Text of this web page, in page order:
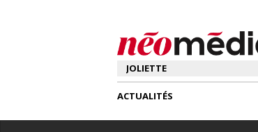
ACTUALITÉS